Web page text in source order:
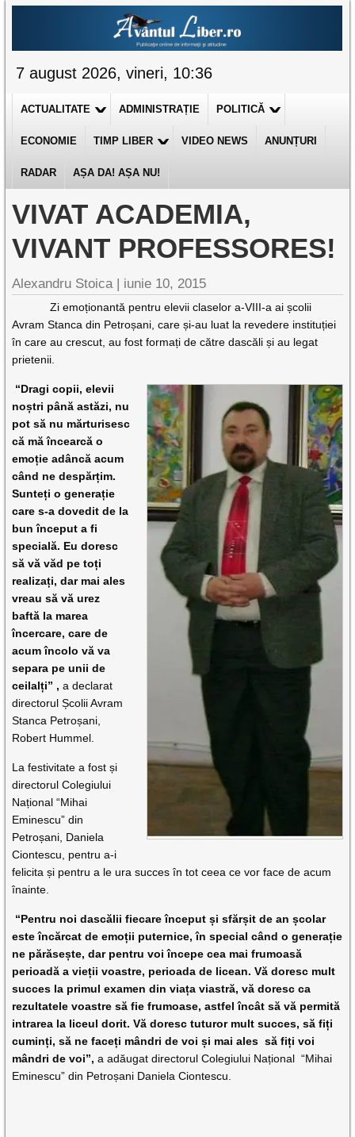
7 august 2026, vineri, 10:36
ACTUALITATE ADMINISTRAȚIE POLITICĂ
ECONOMIE TIMP LIBER VIDEO NEWS ANUNȚURI
RADAR AȘA DA! AȘA NU!
VIVAT ACADEMIA,
VIVANT PROFESSORES!
Alexandru Stoica | iunie 10, 2015
Zi emoționantă pentru elevii claselor a-VIII-a ai școlii
Avram Stanca din Petroșani, care și-au luat la revedere instituției
în care au crescut, au fost formați de către dascăli și au legat
prietenii.
“Dragi copii, elevii
noștri până astăzi, nu
pot să nu mărturisesc
că mă încearcă o
emoție adâncă acum
când ne despărțim.
Sunteți o generație
care s-a dovedit de la
bun început a fi
specială. Eu doresc
să vă văd pe toți
realizați, dar mai ales
vreau să vă urez
baftă la marea
încercare, care de
acum încolo vă va
separa pe unii de
ceilalți” ,a declarat
directorul Școlii Avram
Stanca Petroșani,
Robert Hummel.
La festivitate a fost și
directorul Colegiului
Național “Mihai
Eminescu” din
Petroșani, Daniela
Ciontescu, pentru a-i
felicita și pentru a le ura succes în tot ceea ce vor face de acum
înainte.
“Pentru noi dascălii fiecare început și sfărșit de an școlar
este încărcat de emoții puternice, în special când o generație
ne părăsește, dar pentru voi începe cea mai frumoasă
perioadă a vieții voastre, perioada de licean. Vă doresc mult
succes la primul examen din viața viastră, vă doresc ca
rezultatele voastre să fie frumoase, astfel încât să vă permită
intrarea la liceul dorit. Vă doresc tuturor mult succes, să fiți
cuminți, să ne faceți mândri de voi și mai ales să fiți voi
mândri de voi”,a adăugat directorul Colegiului Național “Mihai
Eminescu” din Petroșani Daniela Ciontescu.